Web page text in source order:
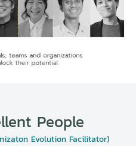
People
Evolution Facilitator)